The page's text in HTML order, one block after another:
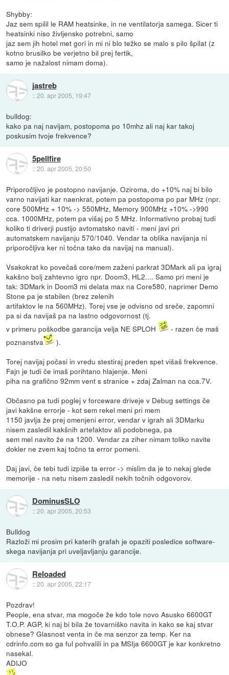
Shybby:
Jaz sem spilil le RAM heatsinke, in ne ventilatorja samega. Sicer ti
heatsinki niso življensko potrebni, samo
jaz sem jih hotel met gori in mi ni blo težko se malo s pilo špilat (z
kotno brusilko be verjetno bil prej fertik,
samo je nažalost nimam doma).
jastreb
::20. apr 2005, 19:47
bulldog:
kako pa naj navijam, postopoma po 10mhz ali naj kar takoj
poskusim tvoje frekvence?
5pellfire
::20. apr 2005, 20:50
Priporočljivo je postopno navijanje. Oziroma, do +10% naj bi bilo
varno navijati kar naenkrat, potem pa postopoma po par MHz (npr.
core 500MHz + 10% -> 550MHz, Memory 900MHz +10% ->990
cca. 1000MHz, potem pa višaj po 5 MHz. Informativno probaj tudi
koliko ti driverji pustijo avtomatsko naviti - meni javi pri
automatskem navijanju 570/1040. Vendar ta oblika navijanja ni
priporočljiva ker ni točna tako da navijaj na manual).
Vsakokrat ko povečaš core/mem zaženi parkrat 3DMark ali pa igraj
kakšno bolj zahtevno igro npr. Doom3, HL2.... Samo pri meni je
tak: 3DMark in Doom3 mi delata max na Core580, naprimer Demo
Stone pa je stabilen (brez zelenih
artifaktov le na 560MHz). Torej vse je odvisno od sreče, zapomni
pa si da navijaš pa na lastno odgovornost (tj.
v primeru poškodbe garancija velja NE SPLOH
- razen če maš
poznanstva
).
Torej navijaj počasi in vredu stestiraj preden spet višaš frekvence.
Fajn je tudi če imaš porihtano hlajenje. Meni
piha na grafično 92mm vent s stranice + zdaj Zalman na cca.7V.
Občasno pa tudi poglej v forceware driveje v Debug settings če
javi kakšne errorje - kot sem rekel meni pri mem
1150 javlja že prej omenjeni error, vendar v igrah ali 3DMarku
nisem zasledil kakšnih artefaktov ali podobnega, pa
sem mel navito že na 1200. Vendar za ziher nimam toliko navite
dokler ne zvem kaj točno ta error pomeni.
Daj javi, če tebi tudi izpiše ta error -> mislim da je to nekaj glede
memorije - na netu nisem zasledil nekih točnih odgovorov.
DominusSLO
::20. apr 2005, 20:53
Bulldog
Razloži mi prosim pri katerih grafah je opaziti posledice software-
skega navijanja pri uveljavljanju garancije.
Reloaded
::20. apr 2005, 22:17
Pozdrav!
People, ena stvar, ma mogoče že kdo tole novo Asusko 6600GT
T.O.P. AGP, ki naj bi bila že tovarniško navita in kako se kaj stvar
obnese? Glasnost venta in če ma senzor za temp. Ker na
cdrinfo.com so ga ful pohvalili in pa MSIja 6600GT je kar konkretno
nasekal.
ADIJO